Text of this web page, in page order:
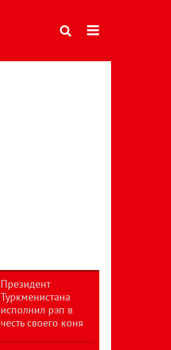
Президент
Туркменистана
исполнил рэп в
честь своего коня